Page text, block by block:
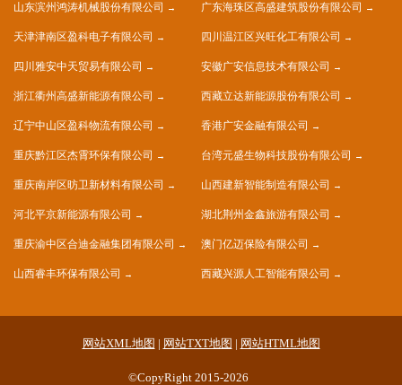
山东滨州鸿涛机械股份有限公司 广东海珠区高盛建筑股份有限公司
天津津南区盈科电子有限公司 四川温江区兴旺化工有限公司
四川雅安中天贸易有限公司 安徽广安信息技术有限公司
浙江衢州高盛新能源有限公司 西藏立达新能源股份有限公司
辽宁中山区盈科物流有限公司 香港广安金融有限公司
重庆黔江区杰霄环保有限公司 台湾元盛生物科技股份有限公司
重庆南岸区昉卫新材料有限公司 山西建新智能制造有限公司
河北平京新能源有限公司 湖北荆州金鑫旅游有限公司
重庆渝中区合迪金融集团有限公司 澳门亿迈保险有限公司
山西睿丰环保有限公司 西藏兴源人工智能有限公司
网站XML地图 | 网站TXT地图 | 网站HTML地图
©CopyRight 2015-2026